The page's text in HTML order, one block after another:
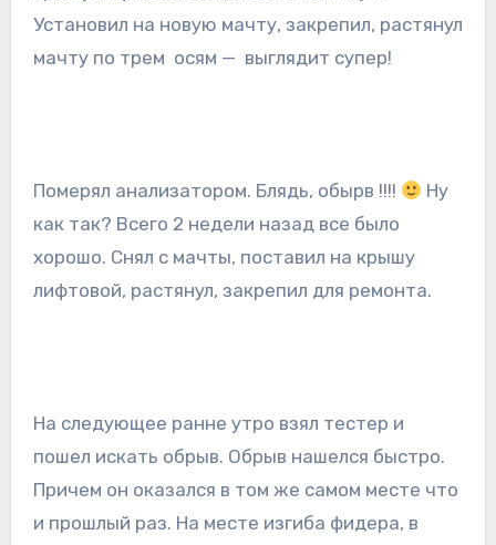
Установил на новую мачту, закрепил, растянул
мачту по трем осям — выглядит супер!
Померял анализатором. Блядь, обырв !!!!
Ну
как так? Всего 2 недели назад все было
хорошо. Снял с мачты, поставил на крышу
лифтовой, растянул, закрепил для ремонта.
На следующее ранне утро взял тестер и
пошел искать обрыв. Обрыв нашелся быстро.
Причем он оказался в том же самом месте что
и прошлый раз. На месте изгиба фидера, в